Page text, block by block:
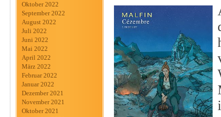
Oktober 2022
September 2022
August 2022
Juli 2022
Juni 2022
Mai 2022
April 2022
März 2022
Februar 2022
Januar 2022
Dezember 2021
November 2021
Oktober 2021